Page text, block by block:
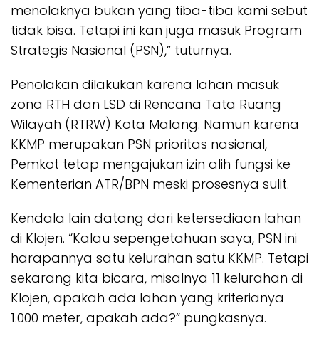
menolaknya bukan yang tiba-tiba kami sebut
tidak bisa. Tetapi ini kan juga masuk Program
Strategis Nasional (PSN),” tuturnya.
Penolakan dilakukan karena lahan masuk
zona RTH dan LSD di Rencana Tata Ruang
Wilayah (RTRW) Kota Malang. Namun karena
KKMP merupakan PSN prioritas nasional,
Pemkot tetap mengajukan izin alih fungsi ke
Kementerian ATR/BPN meski prosesnya sulit.
Kendala lain datang dari ketersediaan lahan
di Klojen. “Kalau sepengetahuan saya, PSN ini
harapannya satu kelurahan satu KKMP. Tetapi
sekarang kita bicara, misalnya 11 kelurahan di
Klojen, apakah ada lahan yang kriterianya
1.000 meter, apakah ada?” pungkasnya.